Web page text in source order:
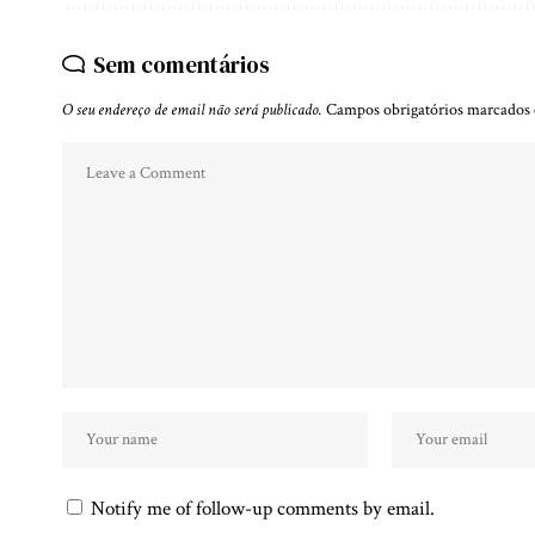
Sem comentários
O seu endereço de email não será publicado. Campos obrigatórios marcados
Notify me of follow-up comments by email.